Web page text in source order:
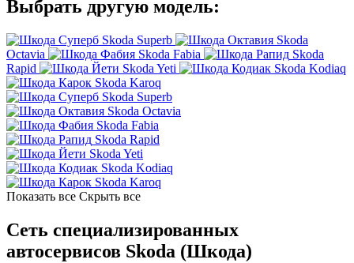
Выбрать другую модель:
Skoda Superb
Skoda
Octavia
Skoda Fabia
Skoda
Rapid
Skoda Yeti
Skoda Kodiaq
Skoda Karoq
Skoda Superb
Skoda Octavia
Skoda Fabia
Skoda Rapid
Skoda Yeti
Skoda Kodiaq
Skoda Karoq
Показать все Скрыть все
Сеть специализированных
автосервисов Skoda (Шкода)